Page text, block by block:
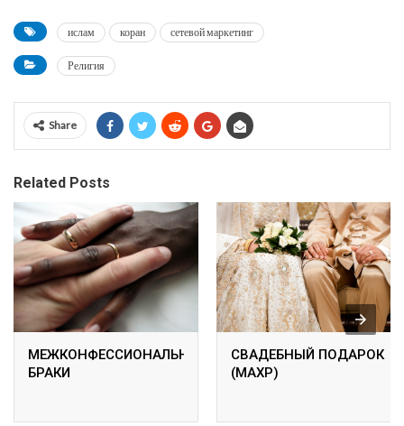
ислам коран сетевой маркетинг
Религия
Share
Related Posts
МЕЖКОНФЕССИОНАЛЬНЫЕ
БРАКИ
СВАДЕБНЫЙ ПОДАРОК
(МАХР)